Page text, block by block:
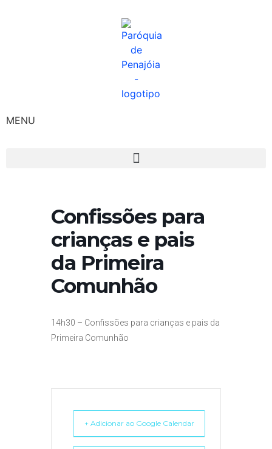
MENU
Confissões para
crianças e pais
da Primeira
Comunhão
14h30 – Confissões para crianças e pais da
Primeira Comunhão
+ Adicionar ao Google Calendar